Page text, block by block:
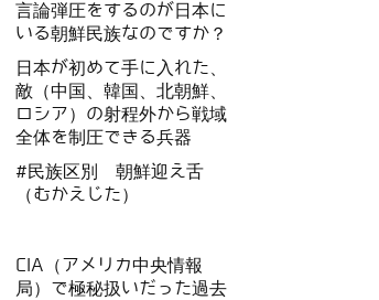
言論弾圧をするのが日本に
いる朝鮮民族なのですか？
日本が初めて手に入れた、
敵（中国、韓国、北朝鮮、
ロシア）の射程外から戦域
全体を制圧できる兵器
#民族区別 朝鮮迎え舌
（むかえじた）
CIA（アメリカ中央情報
局）で極秘扱いだった過去